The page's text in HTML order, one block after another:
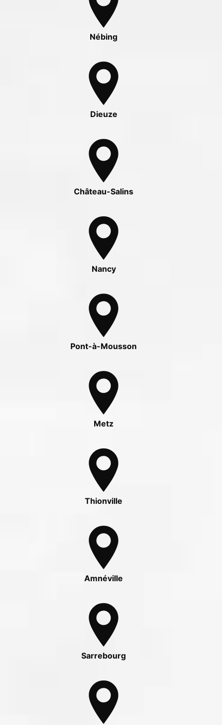
Nébing
Dieuze
Château-Salins
Nancy
Pont-à-Mousson
Metz
Thionville
Amnéville
Sarrebourg